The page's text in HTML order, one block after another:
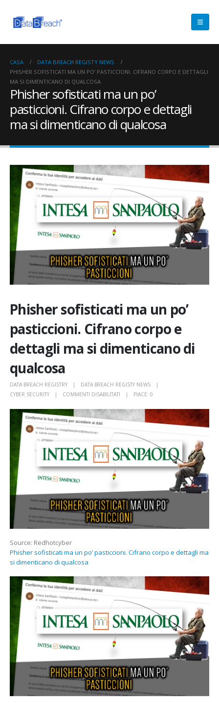
CASA
DATA BREACH REGISTY NEWS
PHISHER SOFISTICATI MA UN PO’ PASTICCIONI. CIFRANO CORPO E DETTAGLI
MA SI DIMENTICANO DI QUALCOSA
Phisher sofisticati ma un po’
pasticcioni. Cifrano corpo e dettagli
ma si dimenticano di qualcosa
Phisher sofisticati ma un po’
pasticcioni. Cifrano corpo e
dettagli ma si dimenticano di
qualcosa
DATA BREACH REGISTRY
DATA BREACH REGISTY NEWS
CYBER SECURITY
COMMENTI DISABILITATI
SOFISTICATI
MA
UN
PASTICCIONI.
CIFRANO
CORPO
DETTAGLI
MA
SI
DIMENTICANO
DI
PIACE: 0
Source: Redhotcyber
Phisher sofisticati ma un po’ pasticcioni. Cifrano corpo e dettagli ma
si dimenticano di qualcosa